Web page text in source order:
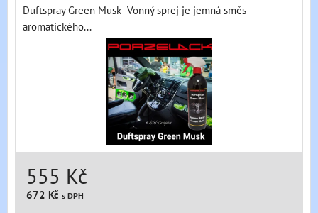
Duftspray Green Musk -Vonný sprej je jemná směs
aromatického...
555 Kč
672 Kč s DPH